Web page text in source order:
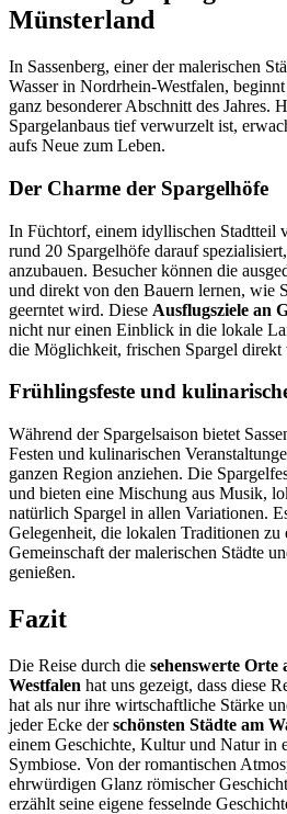
Münsterland
In Sassenberg, einer der malerischen
Wasser in Nordrhein-Westfalen,
ganz besonderer Abschnitt des Jahres.
Spargelanbaus tief verwurzelt ist,
aufs Neue zum Leben.
Der Charme der Spargelhöfe
In Füchtorf, einem idyllischen Stadtteil
rund 20 Spargelhöfe darauf
anzubauen. Besucher können die
und direkt von den Bauern lernen, wie
geerntet wird. Diese Ausflugsziele an
nicht nur einen Einblick in die lokale
die Möglichkeit, frischen Spargel direkt
Frühlingsfeste und
Während der Spargelsaison bietet
Festen und kulinarischen
ganzen Region anziehen. Die
und bieten eine Mischung aus Musik,
natürlich Spargel in allen Variationen.
Gelegenheit, die lokalen Traditionen zu
Gemeinschaft der malerischen Städte
genießen.
Fazit
Die Reise durch die sehenswerte
Westfalen hat uns gezeigt, dass diese
hat als nur ihre wirtschaftliche Stärke
jeder Ecke derschönsten Städte am
einem Geschichte, Kultur und Natur in
Symbiose. Von der romantischen
ehrwürdigen Glanz römischer
erzählt seine eigene fesselnde